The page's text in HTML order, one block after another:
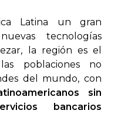
Latina un gran
tecnologías
la región es el
poblaciones no
del mundo, con
sin
bancarios